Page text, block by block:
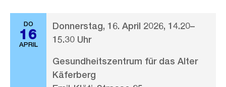
DO
16
APRIL
Donnerstag, 16. April 2026, 14.20–
15.30 Uhr
Gesundheitszentrum für das Alter
Käferberg